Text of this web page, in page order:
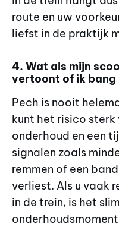
route en uw
liefst in de praktijk
4. Wat als mijn
vertoont of ik bang
Pech is nooit
kunt het risico
onderhoud en een
signalen zoals
remmen of een
verliest. Als u vaak
in de trein, is het